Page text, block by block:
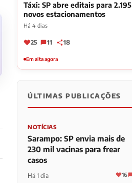
Táxi: SP abre editais para 2.195
novos estacionamentos
Há 4 dias
25 11 18
Em alta agora
ÚLTIMAS PUBLICAÇÕES
NOTÍCIAS
Sarampo: SP envia mais de
230 mil vacinas para frear
casos
Há 1 dia 16